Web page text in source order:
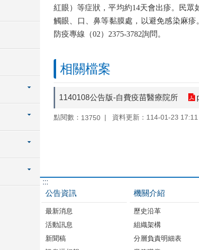
紅眼）等症狀，平均約14天會出疹。民眾
觸眼、口、鼻等黏膜處，以避免感染麻
防疫專線（02） 2375-3782詢問。
相關檔案
1140108公告版-自費疫苗醫療院所
點閱數： 13750 資料更新：114-01-23 17:11
:::
公告資訊
最新消息
活動訊息
新聞稿
機關介紹
歷史沿革
組織架構
分層負責明細表